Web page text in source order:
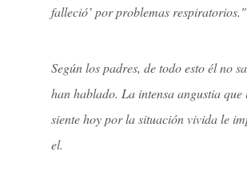
falleció’ por problemas respiratorios."
Según los padres, de todo esto él no
han hablado. La intensa angustia
siente hoy por la situación vivida le
el.